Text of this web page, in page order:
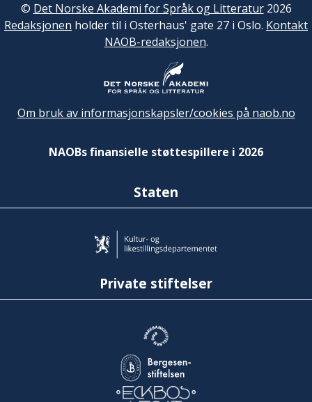
© Det Norske Akademi for Språk og Litteratur2026
Redaksjonen holder til i Osterhaus' gate 27 i Oslo. Kontakt
NAOB-redaksjonen.
Om bruk av informasjonskapsler/cookies på naob.no
NAOBs finansielle støttespillere i 2026
Staten
Private stiftelser